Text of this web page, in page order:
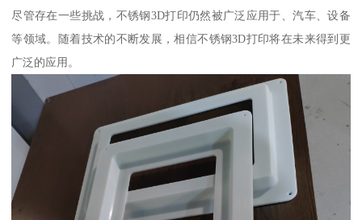
尽管存在一些挑战，不锈钢3D打印仍然被广泛应用于、汽车、设备
等领域。随着技术的不断发展，相信不锈钢3D打印将在未来得到更
广泛的应用。